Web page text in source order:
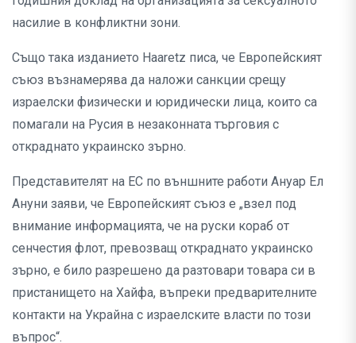
насилие в конфликтни зони.
Също така изданието Haaretz писа, че Европейският
съюз възнамерява да наложи санкции срещу
израелски физически и юридически лица, които са
помагали на Русия в незаконната търговия с
откраднато украинско зърно.
Представителят на ЕС по външните работи Ануар Ел
Ануни заяви, че Европейският съюз е „взел под
внимание информацията, че на руски кораб от
сенчестия флот, превозващ откраднато украинско
зърно, е било разрешено да разтовари товара си в
пристанището на Хайфа, въпреки предварителните
контакти на Украйна с израелските власти по този
въпрос“.